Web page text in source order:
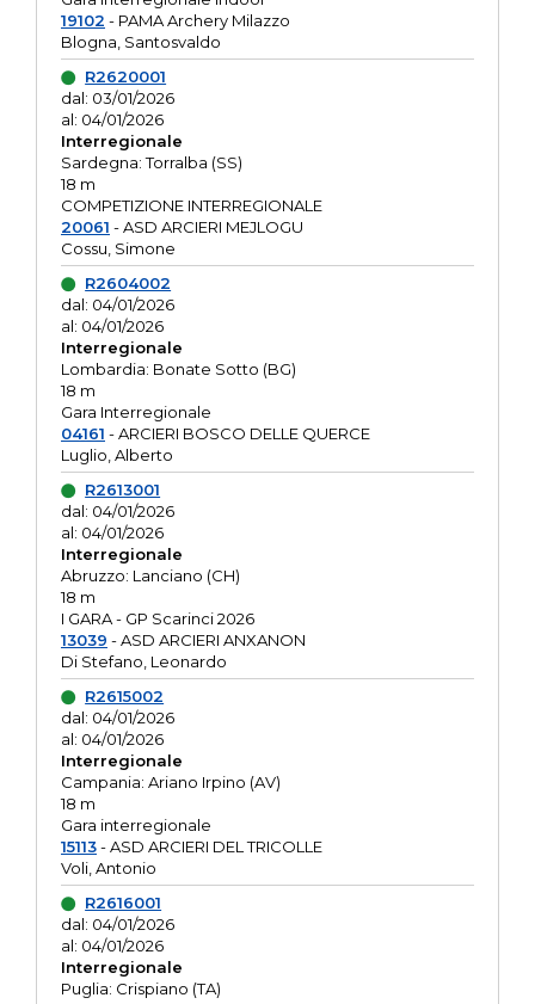
19102 - PAMA Archery Milazzo
Blogna, Santosvaldo
R2620001
dal: 03/01/2026
al: 04/01/2026
Interregionale
Sardegna: Torralba (SS)
18 m
COMPETIZIONE INTERREGIONALE
20061 - ASD ARCIERI MEJLOGU
Cossu, Simone
R2604002
dal: 04/01/2026
al: 04/01/2026
Interregionale
Lombardia: Bonate Sotto (BG)
18 m
Gara Interregionale
04161 - ARCIERI BOSCO DELLE QUERCE
Luglio, Alberto
R2613001
dal: 04/01/2026
al: 04/01/2026
Interregionale
Abruzzo: Lanciano (CH)
18 m
I GARA - GP Scarinci 2026
13039 - ASD ARCIERI ANXANON
Di Stefano, Leonardo
R2615002
dal: 04/01/2026
al: 04/01/2026
Interregionale
Campania: Ariano Irpino (AV)
18 m
Gara interregionale
15113- ASD ARCIERI DEL TRICOLLE
Voli, Antonio
R2616001
dal: 04/01/2026
al: 04/01/2026
Interregionale
Puglia: Crispiano (TA)